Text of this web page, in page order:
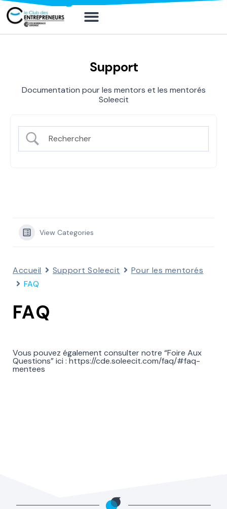
Support
Documentation pour les mentors et les mentorés
Soleecit
View Categories
Accueil Support Soleecit
Pour les mentorés
FAQ
FAQ
Vous pouvez également consulter notre “Foire Aux
Questions” ici :https://cde.soleecit.com/faq/#faq-
mentees